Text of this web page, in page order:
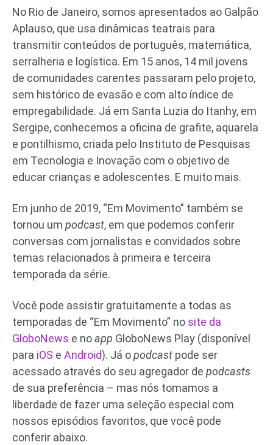
No Rio de Janeiro, somos apresentados ao Galpão
Aplauso, que usa dinâmicas teatrais para
transmitir conteúdos de português, matemática,
serralheria e logística. Em 15 anos, 14 mil jovens
de comunidades carentes passaram pelo projeto,
sem histórico de evasão e com alto índice de
empregabilidade. Já em Santa Luzia do Itanhy, em
Sergipe, conhecemos a oficina de grafite, aquarela
e pontilhismo, criada pelo Instituto de Pesquisas
em Tecnologia e Inovação com o objetivo de
educar crianças e adolescentes. E muito mais.
Em junho de 2019, “Em Movimento” também se
tornou um podcast, em que podemos conferir
conversas com jornalistas e convidados sobre
temas relacionados à primeira e terceira
temporada da série.
Você pode assistir gratuitamente a todas as
temporadas de “Em Movimento” no site da
GloboNews e noapp GloboNews Play (disponível
para iOS e Android). Já opodcast pode ser
acessado através do seu agregador de podcasts
de sua preferência – mas nós tomamos a
liberdade de fazer uma seleção especial com
nossos episódios favoritos, que você pode
conferir abaixo.